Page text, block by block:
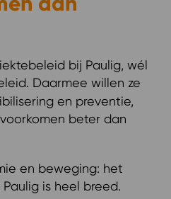
bij Paulig, wél
Daarmee willen ze
en preventie,
beter dan
en beweging: het
is heel breed.